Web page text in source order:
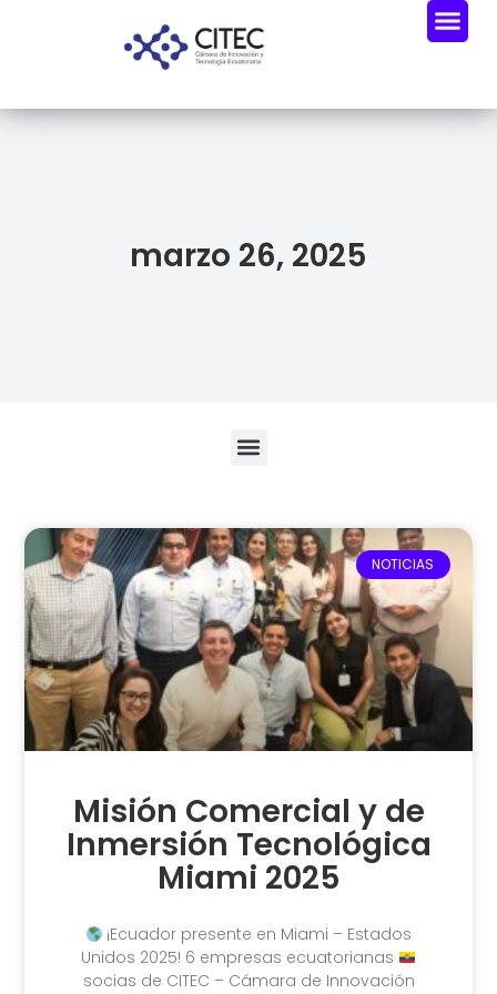
marzo 26, 2025
NOTICIAS
Misión Comercial y de
Inmersión Tecnológica
Miami 2025
¡Ecuador presente en Miami – Estados
Unidos 2025! 6 empresas ecuatorianas
socias de CITEC – Cámara de Innovación